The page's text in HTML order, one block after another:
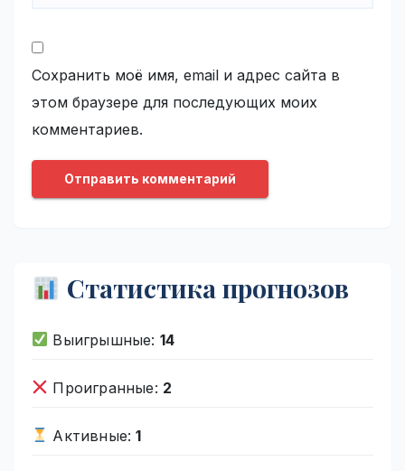
Сохранить моё имя, email и адрес сайта в
этом браузере для последующих моих
комментариев.
Статистика прогнозов
Выигрышные: 14
Проигранные: 2
Активные:1